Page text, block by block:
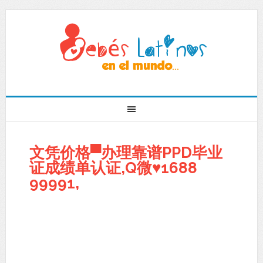
文凭价格▀办理靠谱PPD毕业
证成绩单认证,Q微♥1688
99991,